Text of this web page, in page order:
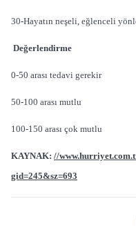
30-Hayatın neşeli, eğlenceli
Değerlendirme
0-50 arası tedavi gerekir
50-100 arası mutlu
100-150 arası çok mutlu
KAYNAK: //
gid=245&sz=693